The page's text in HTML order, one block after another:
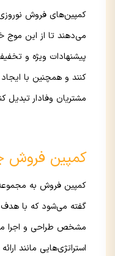
کمپین‌های فروش
می‌دهند تا از این موج
پیشنهادات ویژه و
کنند و همچنین با
مشتریان وفادار تبدیل
کمپین
کمپین فروش به
گفته می‌شود که با
مشخص طراحی و اجرا
استراتژی‌هایی مانند